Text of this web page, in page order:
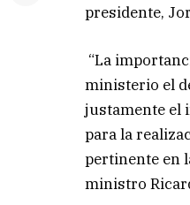
presidente,
“La
ministerio el
justamente el
para la
pertinente en
ministro